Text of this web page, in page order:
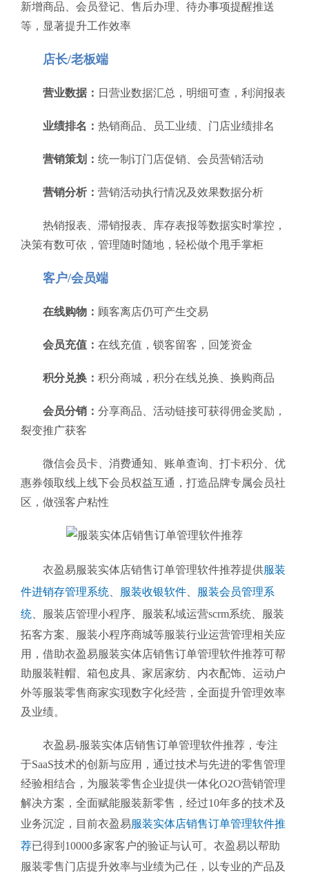
新增商品、会员登记、售后办理、待办事项提醒推送
等，显著提升工作效率
店长/老板端
营业数据： 日营业数据汇总，明细可查，利润报表
业绩排名： 热销商品、员工业绩、门店业绩排名
营销策划： 统一制订门店促销、会员营销活动
营销分析： 营销活动执行情况及效果数据分析
热销报表、滞销报表、库存表报等数据实时掌控，
决策有数可依，管理随时随地，轻松做个甩手掌柜
客户/会员端
在线购物： 顾客离店仍可产生交易
会员充值： 在线充值，锁客留客，回笼资金
积分兑换： 积分商城，积分在线兑换、换购商品
会员分销： 分享商品、活动链接可获得佣金奖励，
裂变推广获客
微信会员卡、消费通知、账单查询、打卡积分、优
惠券领取线上线下会员权益互通，打造品牌专属会员社
区，做强客户粘性
衣盈易服装实体店销售订单管理软件推荐提供服装
件进销存管理系统
服装收银软件
服装会员管理系
统
服装店管理小程序、服装私域运营scrm系统、服装
拓客方案、服装小程序商城等服装行业运营管理相关应
用，借助衣盈易服装实体店销售订单管理软件推荐可帮
助服装鞋帽、箱包皮具、家居家纺、内衣配饰、运动户
外等服装零售商家实现数字化经营，全面提升管理效率
及业绩。
衣盈易-服装实体店销售订单管理软件推荐 ，专注
于SaaS技术的创新与应用，通过技术与先进的零售管理
经验相结合，为服装零售企业提供一体化O2O营销管理
解决方案，全面赋能服装新零售，经过10年多的技术及
业务沉淀，目前衣盈易服装实体店销售订单管理软件推
荐已得到10000多家客户的验证与认可。衣盈易以帮助
服装零售门店提升效率与业绩为己任，以专业的产品及